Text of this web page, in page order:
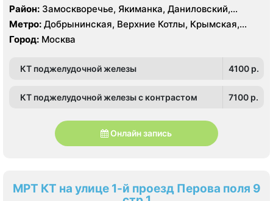
Район: Замоскворечье, Якиманка, Даниловский,
Донской
Метро: Добрынинская, Верхние Котлы, Крымская,
Ленинский проспект, Новокузнецкая, Октябрьская,
Павелецкая, Полянка, Серпуховская, Третьяковская,
Город: Москва
КТ поджелудочной железы 4100 p.
КТ поджелудочной железы с контрастом 7100 p.
Онлайн запись
МРТ КТ на улице 1-й проезд Перова поля 9